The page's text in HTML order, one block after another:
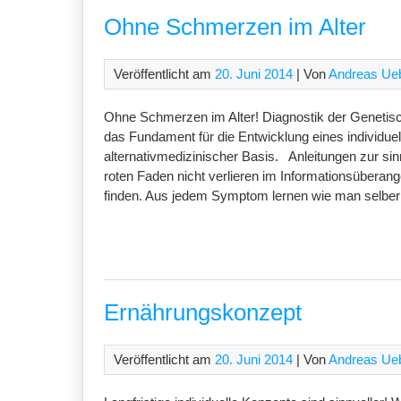
Ohne Schmerzen im Alter
Veröffentlicht am 20. Juni 2014 | VonAndreas
Ohne Schmerzen im Alter! Diagnostik der
das Fundament für die Entwicklung eines
alternativmedizinischer Basis. Anleitungen zur
roten Faden nicht verlieren im
finden. Aus jedem Symptom lernen wie man
Ernährungskonzept
Veröffentlicht am 20. Juni 2014 | VonAndreas